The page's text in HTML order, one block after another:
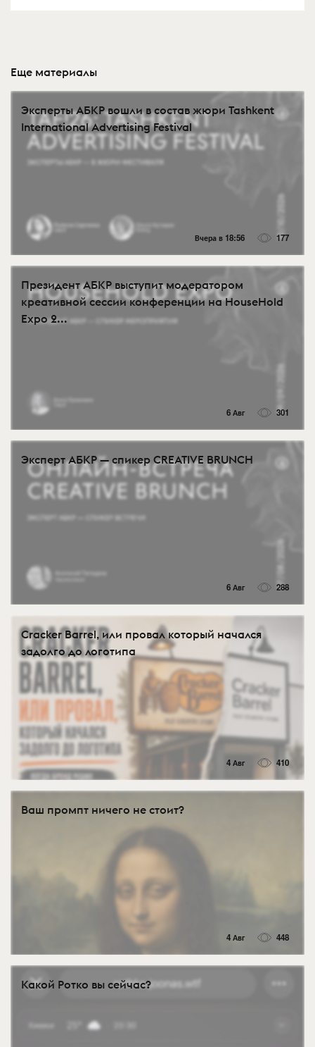
Еще материалы
Эксперты АБКР вошли в состав жюри Tashkent
International Advertising Festival
Вчера в 18:56 177
Президент АБКР выступит модератором
креативной сессии конференции на HouseHold
Expo 2...
6 Авг 301
Эксперт АБКР — спикер CREATIVE BRUNCH
6 Авг 288
Cracker Barrel, или провал который начался
задолго до логотипа
4 Авг 410
Ваш промпт ничего не стоит?
4 Авг 448
Какой Ротко вы сейчас?